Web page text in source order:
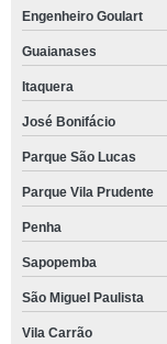
Engenheiro Goulart
Guaianases
Itaquera
José Bonifácio
Parque São Lucas
Parque Vila Prudente
Penha
Sapopemba
São Miguel Paulista
Vila Carrão